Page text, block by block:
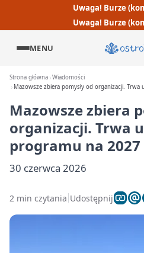
Uwaga! Burze
Uwaga! Burze
MENU
Strona główna Wiadomości
Mazowsze zbiera pomysły od organizacji. Trwa
Mazowsze zbiera
organizacji. Trwa
programu na
30 czerwca 2026
2 min czytania Udostępnij